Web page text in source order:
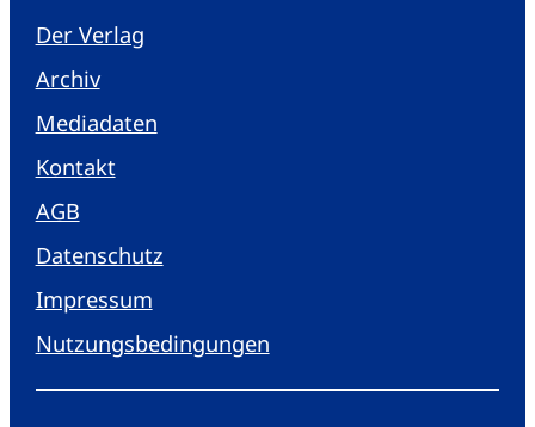
Der Verlag
Archiv
Mediadaten
Kontakt
AGB
Datenschutz
Impressum
Nutzungsbedingungen